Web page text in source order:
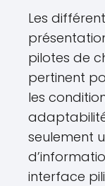
Les
pilotes de
pertinent
les
seulement
interface